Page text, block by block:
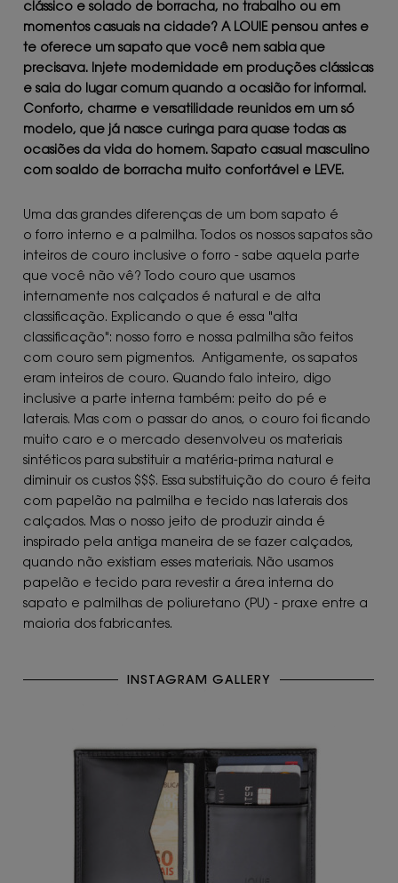
clássico e solado de borracha, no trabalho ou em
momentos casuais na cidade? A LOUIE pensou antes e
te oferece umsapato que você nem sabia que
precisava. Injete modernidade em produções clássicas
e saia do lugar comum quando a ocasião for informal.
Conforto, charme e versatilidade reunidos em um só
modelo, que já nasce curinga para quase todas as
ocasiões da vida do homem. Sapato casual masculino
com soaldo de borracha muito confortável e LEVE.
Uma das grandes diferenças de um bom sapato é
o forro interno e a palmilha. Todos os nossos sapatos são
inteiros de couro inclusive o forro - sabe aquela parte
que você não vê? Todo couro que usamos
internamente nos calçados é natural e de alta
classificação. Explicando o que é essa "alta
classificação": nosso forro e nossa palmilha são feitos
com couro sem pigmentos. Antigamente, os sapatos
eram inteiros de couro. Quando falo inteiro, digo
inclusive a parte interna também: peito do pé e
laterais. Mas com o passar do anos, o couro foi ficando
muito caro e o mercado desenvolveu os materiais
sintéticos para substituir a matéria-prima natural e
diminuir os custos $$$. Essa substituição do couro é feita
com papelão na palmilha e tecido nas laterais dos
calçados. Mas o nosso jeito de produzir ainda é
inspirado pela antiga maneira de se fazer calçados,
quando não existiam esses materiais. Não usamos
papelão e tecido para revestir a área interna do
sapato e palmilhas de poliuretano (PU) - praxe entre a
maioria dos fabricantes.
INSTAGRAM GALLERY